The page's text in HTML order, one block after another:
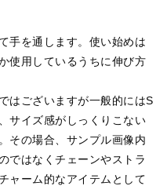
手を通します。使い始めは
使用しているうちに伸び方
はございますが一般的にはS
サイズ感がしっくりこない
その場合、サンプル画像内
ではなくチェーンやストラ
ャーム的なアイテムとして